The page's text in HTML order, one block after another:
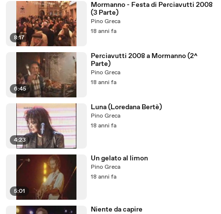
8:17
Mormanno - Festa di Perciavutti 2008
(3 Parte)
Pino Greca
18 anni fa
6:45
Perciavutti 2008 a Mormanno (2^
Parte)
Pino Greca
18 anni fa
4:23
Luna (Loredana Bertè)
Pino Greca
18 anni fa
5:01
Un gelato al limon
Pino Greca
18 anni fa
Niente da capire